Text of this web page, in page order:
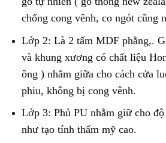
chống cong vênh, co ngót cũng
Lớp 2: Là 2 tấm MDF phằng,.
và khung xương có chất liệu
ông ) nhằm giữa cho cách cửa
phiu, không bị cong vênh.
Lớp 3: Phủ PU nhằm giữ cho độ
như tạo tính thẩm mỹ cao.